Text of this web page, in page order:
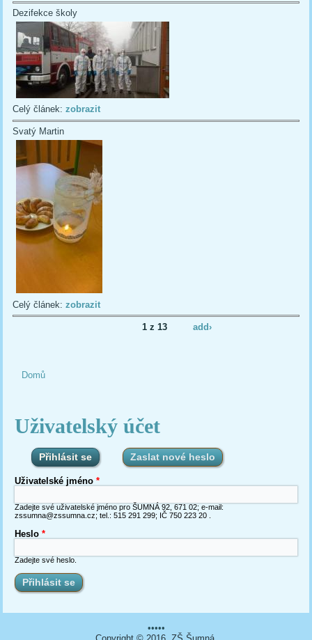
Dezifekce školy
Celý článek:zobrazit
Svatý Martin
Celý článek:zobrazit
1 z 13 add›
Domů
Uživatelský účet
Přihlásit se(aktivní záložka)Zaslat nové heslo
Uživatelské jméno*
Zadejte své uživatelské jméno pro ŠUMNÁ 92, 671 02; e-mail:
zssumna@zssumna.cz; tel.: 515 291 299; IČ 750 223 20 .
Heslo*
Zadejte své heslo.
•••••